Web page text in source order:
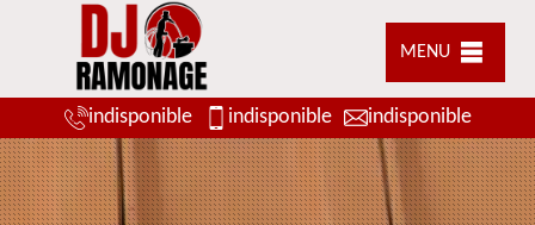
MENU
indisponible indisponible indisponible